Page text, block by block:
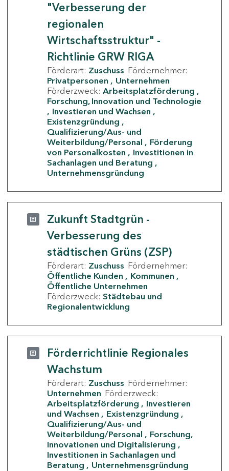
"Verbesserung der
regionalen
Wirtschaftsstruktur" -
Richtlinie GRW RIGA
Förderart: Zuschuss Fördernehmer:
Privatpersonen
Unternehmen
Förderzweck: Arbeitsplatzförderung
Forschung, Innovation und Technologie
Investieren und Wachsen
Existenzgründung
Qualifizierung/Aus- und
Weiterbildung/Personal
Förderung
von Personalkosten
Investitionen in
Sachanlagen und Beratung
Unternehmensgründung
Zukunft Stadtgrün -
Verbesserung des
städtischen Grüns (ZSP)
Förderart: Zuschuss Fördernehmer:
Öffentliche Kunden
Kommunen
Öffentliche Unternehmen
Förderzweck: Städtebau und
Regionalentwicklung
Förderrichtlinie Regionales
Wachstum
Förderart: Zuschuss Fördernehmer:
Unternehmen Förderzweck:
Arbeitsplatzförderung
Investieren
und Wachsen
Existenzgründung
Qualifizierung/Aus- und
Weiterbildung/Personal
Forschung,
Innovationen und Digitalisierung
Investitionen in Sachanlagen und
Beratung
Unternehmensgründung